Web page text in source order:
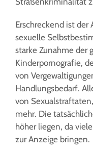
Erschreckend ist
sexuelle
starke Zunahme der
Kinderpornografie,
von
Handlungsbedarf.
von
mehr. Die
höher liegen, da
zur Anzeige bringen.